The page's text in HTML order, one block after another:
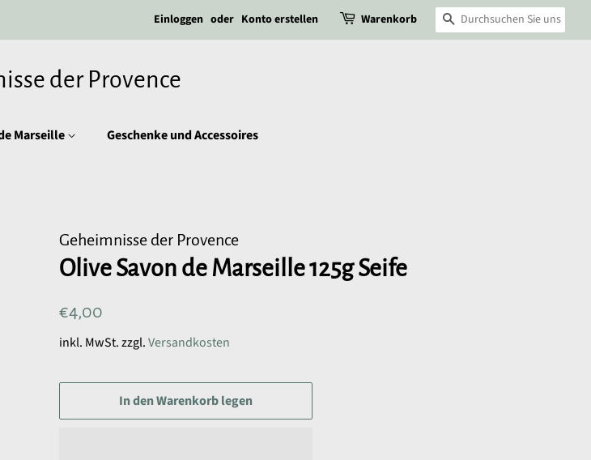
Einloggen oder Konto erstellen Warenkorb Suchen
der Provence
Marseille Geschenke und Accessoires
Geheimnisse der Provence
Olive Savon de Marseille 125g Seife
Normaler
€4,00
inkl. MwSt. zzgl.Versandkosten
In den Warenkorb legen